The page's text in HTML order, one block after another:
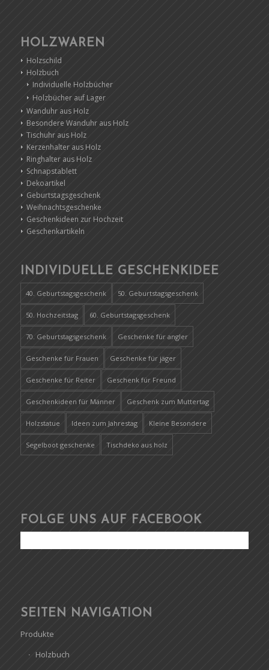
HOLZWAREN
Holzschild
Holzbuch
Individuelle Holzbücher
Holzbücher auf Lager
Wanduhr aus Holz
Besondere Wanduhr aus Holz
Tischuhr aus Holz
Kerzenhalter aus Holz
Ringhalter aus Holz
Schnapstablett
Dekoartikel
Geburtstagsgeschenk
Weihnachtsgeschenke
Geschenkideen zur Hochzeit
Geschenkartikeln
INDIVIDUELLE GESCHENKIDEE
40. Geburtstagsgeschenk 50. Geburtstagsgeschenk
50. Hochzeitstag 60. Geburtstagsgeschenk
70. Geburtstagsgeschenk Geschenke für angler
Geschenke für Frauen Geschenke für jäger
Geschenke für Reiter Geschenk für Freund
Geschenkideen für Männer Geschenk zum Muttertag
Holzstatue Ideen zum Jahrestag Kleine Besondere
Segelboot geschenke Tischdeko aus holz
FOLGE UNS AUF FACEBOOK
SEITEN NAVIGATION
Produkte
Holzbuch